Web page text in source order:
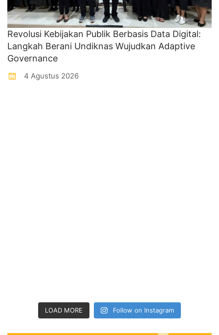
Revolusi Kebijakan Publik Berbasis Data Digital:
Langkah Berani Undiknas Wujudkan Adaptive
Governance
4 Agustus 2026
LOAD MORE Follow on Instagram